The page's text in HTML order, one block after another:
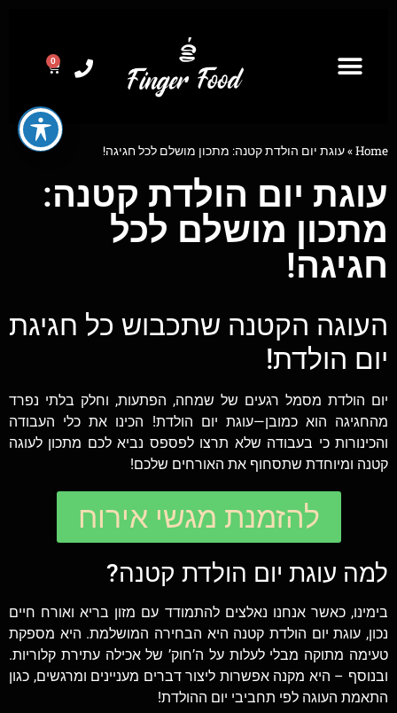
0
Home
»עוגת יום הולדת קטנה: מתכון מושלם לכל חגיגה!
עוגת יום הולדת קטנה:
מתכון מושלם לכל
חגיגה!
העוגה הקטנה שתכבוש כל חגיגת
יום הולדת!
יום הולדת מסמל רגעים של שמחה, הפתעות, וחלק בלתי נפרד
מהחגיגה הוא כמובן—עוגת יום הולדת! הכינו את כלי העבודה
והכינורות כי בעבודה שלא תרצו לפספס נביא לכם מתכון לעוגה
קטנה ומיוחדת שתסחוף את האורחים שלכם!
להזמנת מגשי אירוח
למה עוגת יום הולדת קטנה?
בימינו, כאשר אנחנו נאלצים להתמודד עם מזון בריא ואורח חיים
נכון, עוגת יום הולדת קטנה היא הבחירה המושלמת. היא מספקת
טעימה מתוקה מבלי לעלות על ה’חוק’ של אכילה עתירת קלוריות.
ובנוסף – היא מקנה אפשרות ליצור דברים מעניינים ומרגשים, כגון
התאמת העוגה לפי תחביבי יום ההולדת!